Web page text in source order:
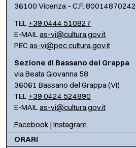
36100 Vicenza – C.F. 80014870242
TEL +39 0444 510827
E-MAILas-vi@cultura.gov.it
PECas-vi@pec.cultura.gov.it
Sezione di Bassano del Grappa
via Beata Giovanna 58
36061 Bassano del Grappa (VI)
TEL +39 0424 524890
E-MAILas-vi@cultura.gov.it
Facebook | Instagram
ORARI